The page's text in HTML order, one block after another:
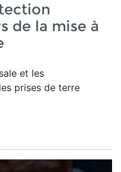
de la mise à
et les
prises de terre